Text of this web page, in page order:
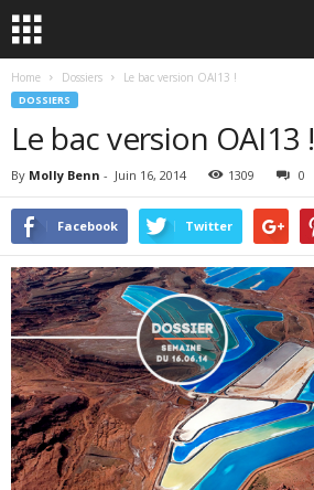
Home Dossiers Le bac version OAI13 !
DOSSIERS
Le bac version OAI13 !
By Molly Benn - Juin 16, 2014 1309 0
Facebook Twitter